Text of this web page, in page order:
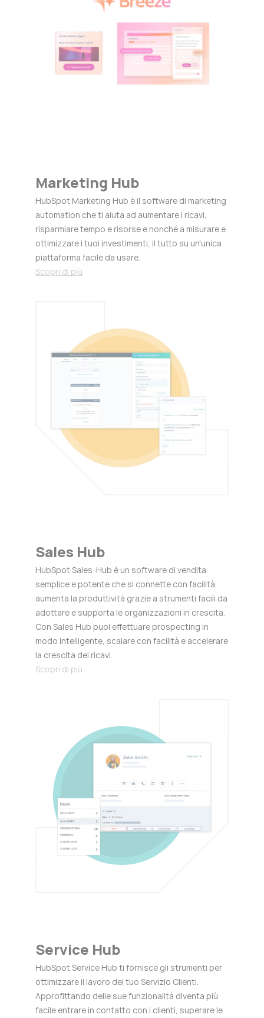
Marketing Hub
HubSpot Marketing Hub è il software di marketing
automation che ti aiuta ad aumentare i ricavi,
risparmiare tempo e risorse e nonché a misurare e
ottimizzare i tuoi investimenti, il tutto su un'unica
piattaforma facile da usare.
Scopri di più
Sales Hub
HubSpot Sales Hub è un software di vendita
semplice e potente che si connette con facilità,
aumenta la produttività grazie a strumenti facili da
adottare e supporta le organizzazioni in crescita.
Con Sales Hub puoi effettuare prospecting in
modo intelligente, scalare con facilità e accelerare
la crescita dei ricavi.
Scopri di più
Service Hub
HubSpot Service Hub ti fornisce gli strumenti per
ottimizzare il lavoro del tuo Servizio Clienti.
Approfittando delle sue funzionalità diventa più
facile entrare in contatto con i clienti, superare le